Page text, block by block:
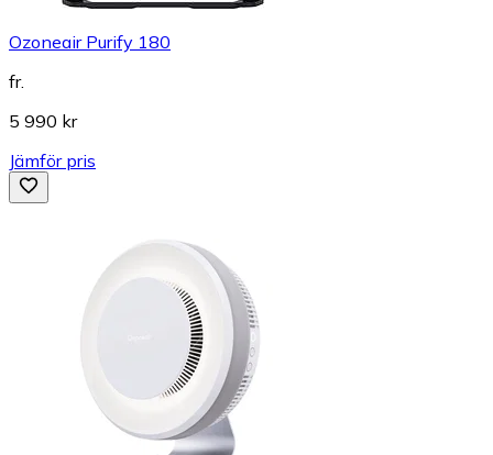
Ozoneair Purify 180
fr.
5 990 kr
Jämför pris